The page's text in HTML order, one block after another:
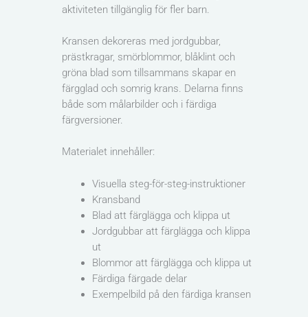
aktiviteten tillgänglig för fler barn.
Kransen dekoreras med jordgubbar,
prästkragar, smörblommor, blåklint och
gröna blad som tillsammans skapar en
färgglad och somrig krans. Delarna finns
både som målarbilder och i färdiga
färgversioner.
Materialet innehåller:
Visuella steg-för-steg-instruktioner
Kransband
Blad att färglägga och klippa ut
Jordgubbar att färglägga och klippa
ut
Blommor att färglägga och klippa ut
Färdiga färgade delar
Exempelbild på den färdiga kransen